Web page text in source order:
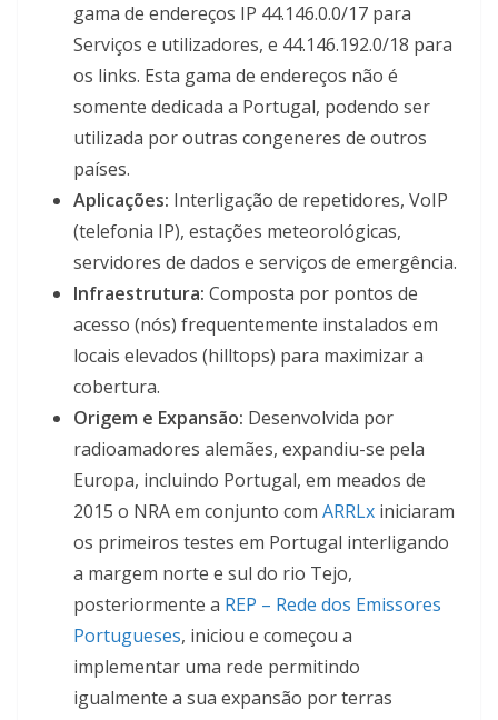
gama de endereços IP 44.146.0.0/17 para
Serviços e utilizadores, e 44.146.192.0/18 para
os links. Esta gama de endereços não é
somente dedicada a Portugal, podendo ser
utilizada por outras congeneres de outros
países.
Aplicações: Interligação de repetidores, VoIP
(telefonia IP), estações meteorológicas,
servidores de dados e serviços de emergência.
Infraestrutura: Composta por pontos de
acesso (nós) frequentemente instalados em
locais elevados (hilltops) para maximizar a
cobertura.
Origem e Expansão: Desenvolvida por
radioamadores alemães, expandiu-se pela
Europa, incluindo Portugal, em meados de
2015 o NRA em conjunto com ARRLx iniciaram
os primeiros testes em Portugal interligando
a margem norte e sul do rio Tejo,
posteriormente a REP – Rede dos Emissores
Portugueses, iniciou e começou a
implementar uma rede permitindo
igualmente a sua expansão por terras